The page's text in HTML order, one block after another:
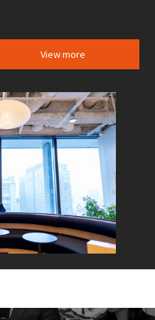
View more